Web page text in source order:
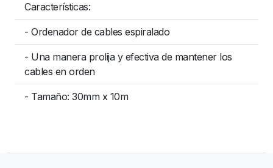
Características:
- Ordenador de cables espiralado
- Una manera prolija y efectiva de mantener los
cables en orden
- Tamaño: 30mm x 10m